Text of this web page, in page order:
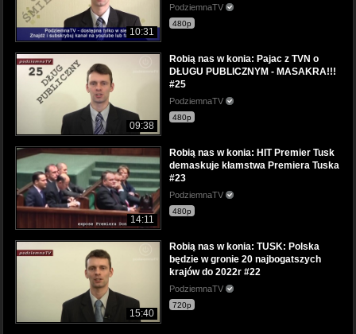
10:31
PodziemnaTV
480p
09:38
Robią nas w konia: Pajac z TVN o
DŁUGU PUBLICZNYM - MASAKRA!!!
#25
PodziemnaTV
480p
14:11
Robią nas w konia: HIT Premier Tusk
demaskuje kłamstwa Premiera Tuska
#23
PodziemnaTV
480p
15:40
Robią nas w konia: TUSK: Polska
będzie w gronie 20 najbogatszych
krajów do 2022r #22
PodziemnaTV
720p